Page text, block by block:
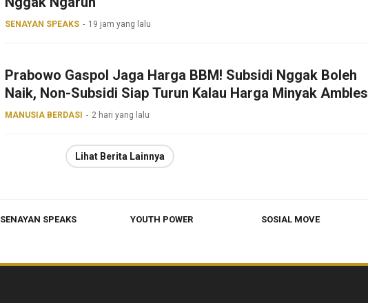
SENAYAN SPEAKS 19 jam yang lalu
Prabowo Gaspol Jaga Harga BBM! Subsidi Nggak Boleh
Naik, Non-Subsidi Siap Turun Kalau Harga Minyak Ambles
MANUSIA BERDASI 2 hari yang lalu
Lihat Berita Lainnya
SENAYAN SPEAKS YOUTH POWER SOSIAL MOVE